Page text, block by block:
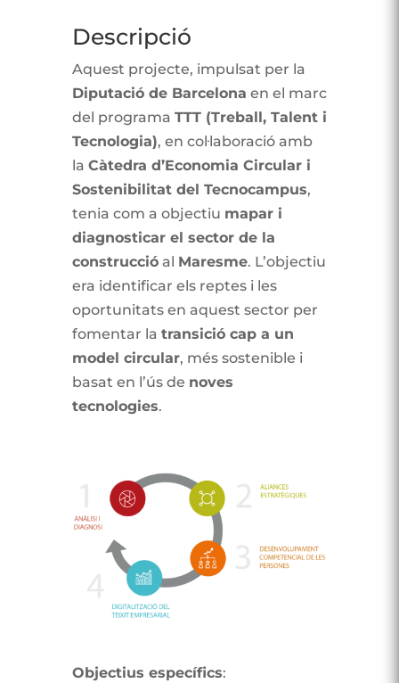
Descripció
Aquest projecte, impulsat per la
Diputació de Barcelona en el marc
del programa TTT (Treball, Talent i
Tecnologia), en col·laboració amb
la Càtedra d’Economia Circular i
Sostenibilitat del Tecnocampus,
tenia com a objectiu mapar i
diagnosticar el sector de la
construccióal Maresme. L’objectiu
era identificar els reptes i les
oportunitats en aquest sector per
fomentar la transició cap a un
model circular, més sostenible i
basat en l’ús de noves
tecnologies.
Objectius específics: